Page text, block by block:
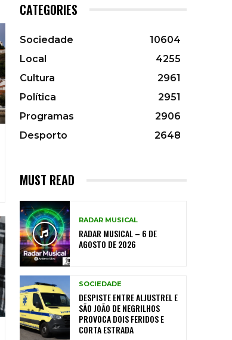
CATEGORIES
Sociedade
10604
Local
4255
Cultura
2961
Política
2951
Programas
2906
Desporto
2648
MUST READ
RADAR MUSICAL
RADAR MUSICAL – 6 DE
AGOSTO DE 2026
SOCIEDADE
DESPISTE ENTRE ALJUSTREL E
SÃO JOÃO DE NEGRILHOS
PROVOCA DOIS FERIDOS E
CORTA ESTRADA